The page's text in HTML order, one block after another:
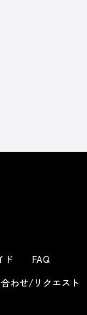
ド
FAQ
わせ/リクエスト